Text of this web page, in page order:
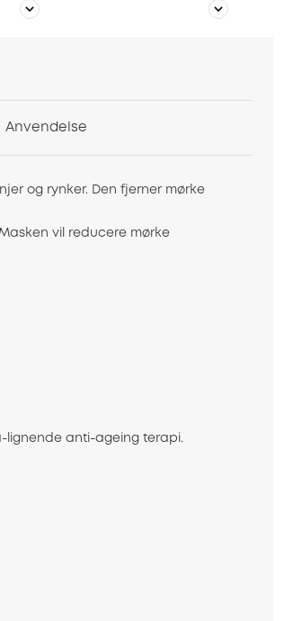
og rynker. Den fjerner mørke
vil reducere mørke
lignende anti-ageing terapi.
Anvendelse